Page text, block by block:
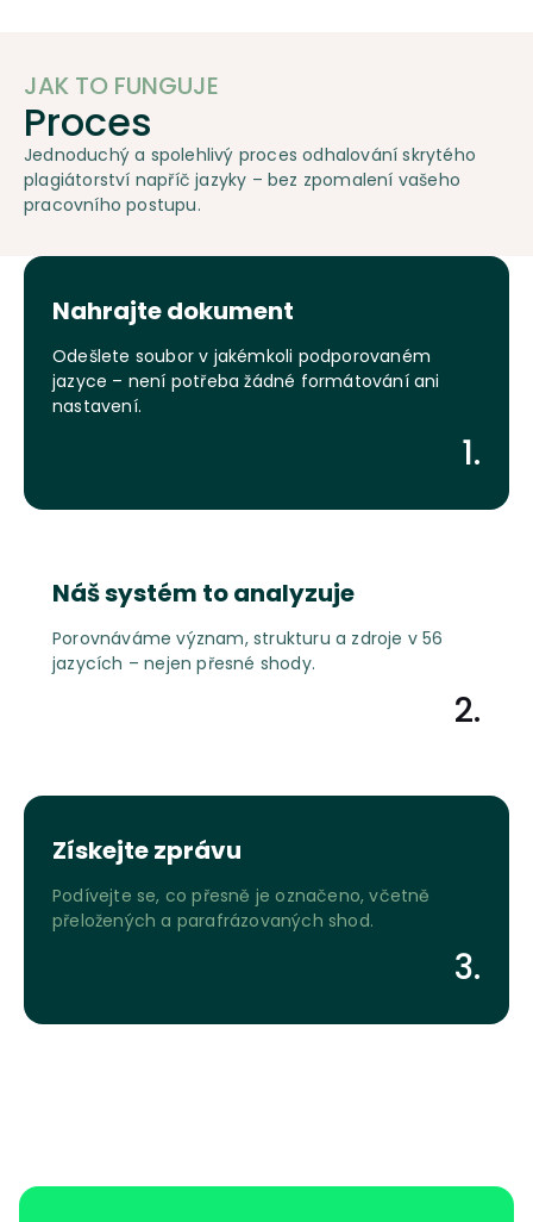
JAK TO FUNGUJE
Proces
Jednoduchý a spolehlivý proces odhalování skrytého
plagiátorství napříč jazyky – bez zpomalení vašeho
pracovního postupu.
Nahrajte dokument
Odešlete soubor v jakémkoli podporovaném
jazyce – není potřeba žádné formátování ani
nastavení.
1.
Náš systém to analyzuje
Porovnáváme význam, strukturu a zdroje v 56
jazycích – nejen přesné shody.
2.
Získejte zprávu
Podívejte se, co přesně je označeno, včetně
přeložených a parafrázovaných shod.
3.